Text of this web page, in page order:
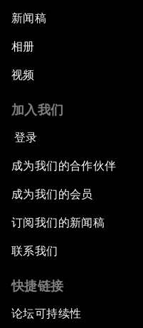
新闻稿
相册
视频
加入我们
登录
成为我们的合作伙伴
成为我们的会员
订阅我们的新闻稿
联系我们
快捷链接
论坛可持续性